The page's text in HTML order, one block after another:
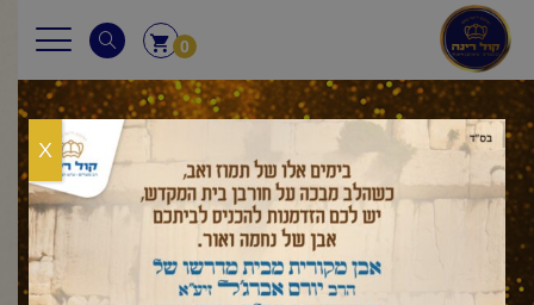
0
מסר יומי
X